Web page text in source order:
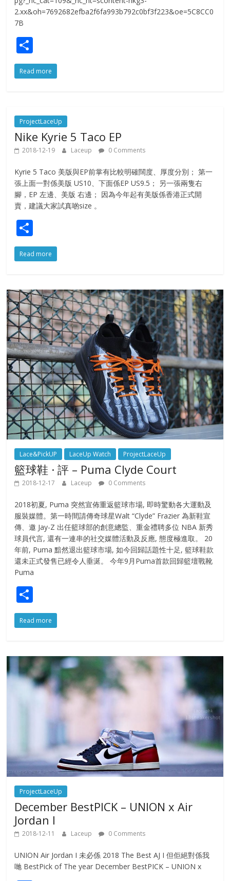
2.xx&oh=7692682efba2f6fa993b792c0bf3f223&oe=5C8CC0
7B
h
ar
Read more
ProjectLaceUp
Nike Kyrie 5 Taco EP
2018-12-19 Laceup 0 Comments
Kyrie 5 Taco 美版與EP前掌有比較明確闊度、厚度分別； 第一
張上面一對係美版 US10、下面係EP US9.5； 另一張兩隻右
腳，EP 左邊、美版 右邊； 因為今年起有美版係香港正式開
賣，建議大家試真啲size 。
h
ar
Read more
Lace&PickUP LaceUp Watch ProjectLaceUp
籃球鞋 · 評 – Puma Clyde Court
2018-12-17 Laceup 0 Comments
2018初夏, Puma 突然宣佈重返籃球市場, 即時驚動各大運動及
服裝媒體。第一時間請傳奇球星Walt “Clyde” Frazier 為新鞋宣
傳、邀 Jay-Z 出任籃球部的創意總監、重金禮聘多位 NBA 新秀
球員代言, 還有一連串的社交媒體活動及反應, 態度極進取。 20
年前, Puma 黯然退出籃球市場, 如今回歸話題性十足, 籃球鞋款
還未正式發售已經令人垂涎。 今年9月Puma首款回歸籃壇戰靴
Puma
h
ar
Read more
ProjectLaceUp
December BestPICK – UNION x Air
Jordan I
2018-12-11 Laceup 0 Comments
UNION Air Jordan I 未必係 2018 The Best AJ I 但佢絕對係我
哋 BestPick of The year December BestPICK – UNION x